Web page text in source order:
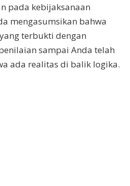
pada kebijaksanaan
mengasumsikan bahwa
terbukti dengan
sampai Anda telah
ada realitas di balik logika.